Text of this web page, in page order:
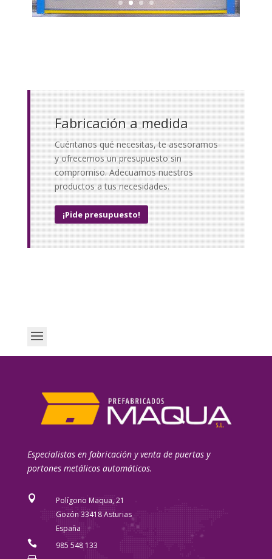
Fabricación a medida
Cuéntanos qué necesitas, te asesoramos
y ofrecemos un presupuesto sin
compromiso. Adecuamos nuestros
productos a tus necesidades.
¡Pide presupuesto!
Especialistas en fabricación y venta de puertas y
portones metálicos automáticos.

Polígono Maqua, 21
Gozón 33418 Asturias
España
 985 548 133